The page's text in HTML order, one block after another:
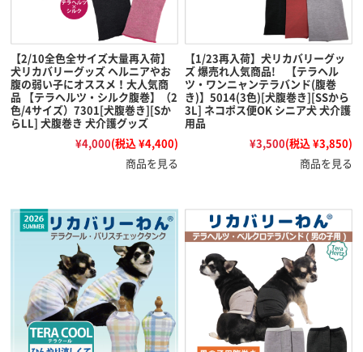
【2/10全色全サイズ大量再入荷】
犬リカバリーグッズ ヘルニアやお
腹の弱い子にオススメ！大人気商
品 【テラヘルツ・シルク腹巻】（2
色/4サイズ）7301[犬腹巻き][Sか
らLL] 犬腹巻き 犬介護グッズ
¥4,000(税込 ¥4,400)
商品を見る
【1/23再入荷】犬リカバリーグッ
ズ 爆売れ人気商品! 【テラヘル
ツ・ワンニャンテラバンド(腹巻
き)】5014(3色)[犬腹巻き][SSから
3L] ネコポス便OK シニア犬 犬介護
用品
¥3,500(税込 ¥3,850)
商品を見る